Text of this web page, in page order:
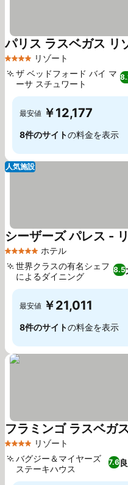
4 ホテルのランク
リゾート
パリス ラスベガス リ
ザ ベッドフォード バイ マ
ーサ スチュワート
最安値 ￥12,177
8件のサイトの料金を表示
人気施設
5 ホテルのランク
ホテル
シーザーズ パレス -
8.5
世界クラスの有名シェフ
によるダイニング
最安値 ￥21,011
8件のサイトの料金を表示
4 ホテルのランク
リゾート
フラミンゴ ラスベガ
7.6
バグジー＆マイヤーズ
ステーキハウス